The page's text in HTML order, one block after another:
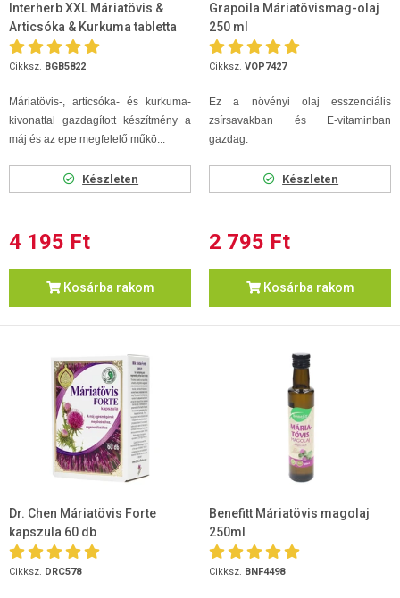
Interherb XXL Máriatövis &
Articsóka & Kurkuma tabletta
90db
Cikksz. BGB5822
Máriatövis-, articsóka- és kurkuma-
kivonattal gazdagított készítmény a
máj és az epe megfelelő műkö...
Készleten
4 195 Ft
Kosárba rakom
Grapoila Máriatövismag-olaj
250 ml
Cikksz. VOP7427
Ez a növényi olaj esszenciális
zsírsavakban és E-vitaminban
gazdag.
Készleten
2 795 Ft
Kosárba rakom
Dr. Chen Máriatövis Forte
kapszula 60 db
Cikksz. DRC578
Benefitt Máriatövis magolaj
250ml
Cikksz. BNF4498